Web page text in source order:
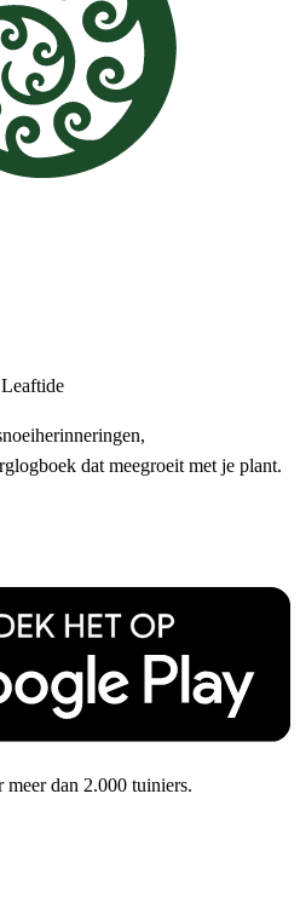
dat meegroeit met je plant.
dan 2.000 tuiniers.